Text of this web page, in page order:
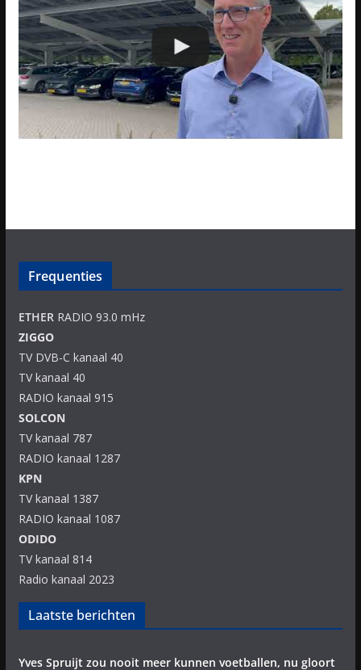
Frequenties
ETHERRADIO 93.0 mHz
ZIGGO
TV DVB-C kanaal 40
TV kanaal 40
RADIO kanaal 915
SOLCON
TV kanaal 787
RADIO kanaal 1287
KPN
TV kanaal 1387
RADIO kanaal 1087
ODIDO
TV kanaal 814
Radio kanaal 2023
Laatste berichten
Yves Spruijt zou nooit meer kunnen voetballen, nu gloort